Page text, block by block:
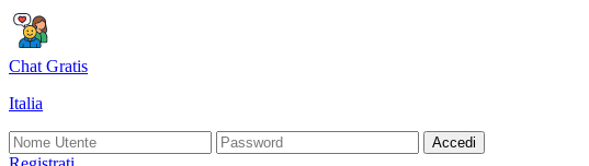
Chat Gratis
Italia
Accedi